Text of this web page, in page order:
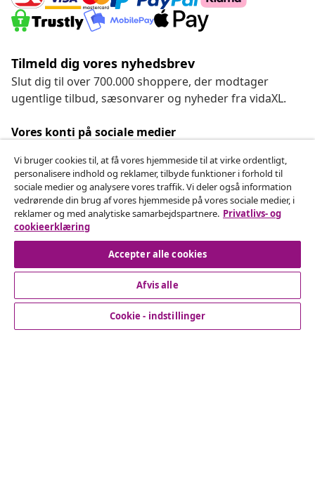
Tilmeld dig vores nyhedsbrev
Slut dig til over 700.000 shoppere, der modtager
ugentlige tilbud, sæsonvarer og nyheder fra vidaXL.
Vores konti på sociale medier
Fortryd køb
Indsend en anmodning om at fortryde din ordre.
Fortryd køb
Vi bruger cookies til, at få vores hjemmeside til at virke ordentligt,
personalisere indhold og reklamer, tilbyde funktioner i forhold til
sociale medier og analysere vores traffik. Vi deler også information
vedrørende din brug af vores hjemmeside på vores sociale medier, i
reklamer og med analytiske samarbejdspartnere. Privatlivs- og
cookieerklæring
Accepter alle cookies
Afvis alle
Cookie - indstillinger